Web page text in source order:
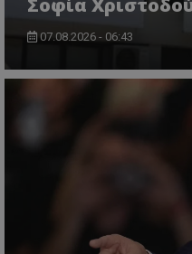
Σοφία
07.08.2026 - 06:43